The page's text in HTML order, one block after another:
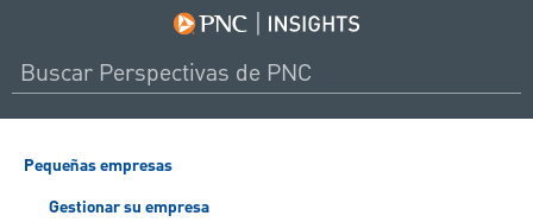
Pequeñas empresas
Gestionar su empresa